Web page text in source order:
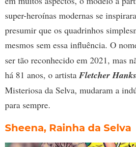
super-heroínas modernas se
presumir que os quadrinhos
mesmos sem essa influência. O
ser tão reconhecido em 2021, mas
há 81 anos, o artista Fletcher Hanks
Misteriosa da Selva, mudaram a
para sempre.
Sheena, Rainha da Selva